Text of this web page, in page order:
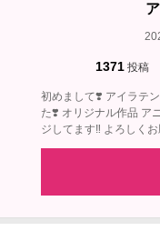
1371 投稿
初めまして❣️ アイラテ
た❣️ オリジナル作品 ア
ジしてます‼️ よろしく